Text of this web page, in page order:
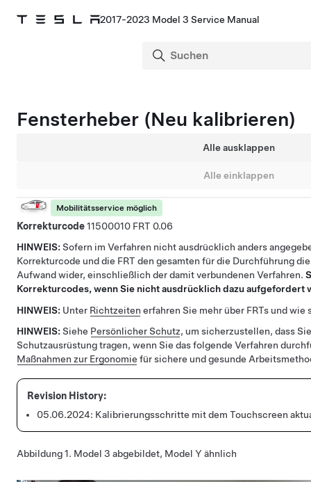
2017-2023 Model 3 Service Manual
Fensterheber (Neu kalibrieren)
Alle ausklappen
Alle einklappen
Mobilitätsservice möglich
Korrekturcode11500010
0.06
HINWEIS: Sofern im Verfahren nicht ausdrücklich anders
Korrekturcode und die FRT den gesamten für die Durchführung
Aufwand wider, einschließlich der damit verbundenen Verfahren.
Korrekturcodes, wenn Sie nicht ausdrücklich dazu aufgefordert
HINWEIS: Unter Richtzeiten erfahren Sie mehr über FRTs und
HINWEIS: Siehe Persönlicher Schutz, um sicherzustellen, dass
Schutzausrüstung tragen, wenn Sie das folgende Verfahren
Maßnahmen zur Ergonomie für sichere und gesunde
05.06.2024: Kalibrierungsschritte mit dem Touchscreen
Abbildung 1. Model 3 abgebildet, Model Y ähnlich